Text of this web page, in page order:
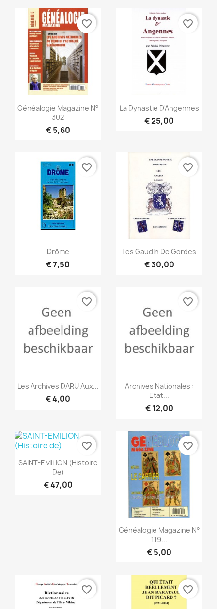
Snel bekijken
Généalogie Magazine N°
302
€ 5,60
favorite_border
Snel bekijken
La Dynastie D'Angennes
€ 25,00
favorite_border
Snel bekijken
Drôme
€ 7,50
favorite_border
Snel bekijken
Les Gaudin De Gordes
€ 30,00
favorite_border
Snel bekijken
Les Archives DARU Aux...
€ 4,00
favorite_border
Snel bekijken
Archives Nationales :
Etat...
€ 12,00
favorite_border
Snel bekijken
SAINT-EMILION (Histoire
De)
€ 47,00
favorite_border
Snel bekijken
Généalogie Magazine N°
119...
€ 5,00
favorite_border
favorite_border favorite_border